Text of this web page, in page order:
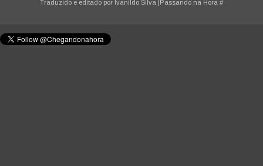
Traduzido e editado por Ivanildo Silva |Passando na Hora #